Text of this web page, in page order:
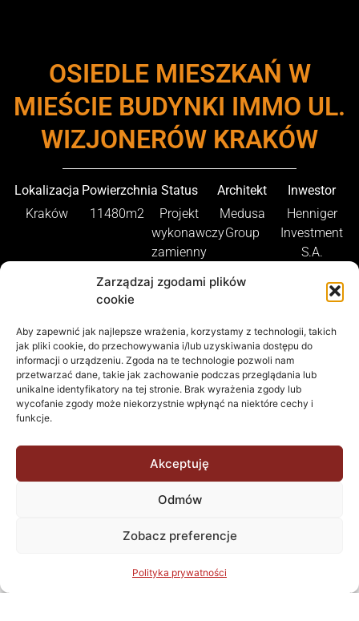
Zarządzaj zgodami plików
cookie
Aby zapewnić jak najlepsze wrażenia, korzystamy z technologii, takich
jak pliki cookie, do przechowywania i/lub uzyskiwania dostępu do
informacji o urządzeniu. Zgoda na te technologie pozwoli nam
przetwarzać dane, takie jak zachowanie podczas przeglądania lub
unikalne identyfikatory na tej stronie. Brak wyrażenia zgody lub
wycofanie zgody może niekorzystnie wpłynąć na niektóre cechy i
funkcje.
Akceptuję
Odmów
Zobacz preferencje
Polityka prywatności
OSIEDLE MIESZKAŃ W
MIEŚCIE BUDYNKI IMMO UL.
WIZJONERÓW KRAKÓW
Lokalizacja
Kraków
Powierzchnia
11480m2
Status
Projekt
wykonawczy
zamienny
Architekt
Medusa
Group
Inwestor
Henniger
Investment
S.A.
Projekt obejmował wykonanie instalacji elektrycznych
wewnętrznych dla nowoczesnego osiedla mieszkaniowego
zaprojektowano systemy zasilania mieszkań, części
wspólnych oraz infrastruktury technicznej budynków, z
uwzględnieniem energooszczędnych rozwiązań oraz
Projekt zapewnia optymalne i komfortowe użytkowanie
Więcej informacji
Wróć do projektów